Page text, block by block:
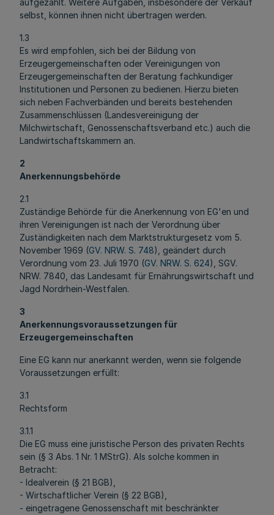
aufgezählt. Weitere Aufgaben, insbesondere der Verkauf
selbst, können ihnen nicht übertragen werden.
1.3
Es wird empfohlen, sich bei der Bildung von
Erzeugergemeinschaften oder Vereinigungen von
Erzeugergemeinschaften der Beratung fachkundiger
Institutionen und Personen zu bedienen. Hierzu bieten
sich neben Fachverbänden und bereits bestehenden
Zusammenschlüssen (Landesvereinigung der
Milchwirtschaft, Genossenschaftsverband etc.) auch die
Landwirtschaftskammern an.
2
Anerkennungsbehörde
2.1
Zuständige Behörde für die Anerkennung von EG'en und
ihren Vereinigungen ist nach der Verordnung über
Zuständigkeiten nach dem Marktstrukturgesetz vom 5.
November 1969 (GV. NRW. S. 748), geändert durch
Verordnung vom 23. Juli 1970 (GV. NRW. S. 624), SGV.
NRW. 7840, das Landesamt für Ernährungswirtschaft und
Jagd Nordrhein-Westfalen.
3
Anerkennungsvoraussetzungen für
Erzeugergemeinschaften
Eine EG kann nur anerkannt werden, wenn sie folgende
Voraussetzungen erfüllt:
3.1
Rechtsform
3.1.1
Die EG muss eine juristische Person des privaten Rechts
sein (§ 3 Abs. 1 Nr. 1 MStrG). Als solche kommen in
Betracht:
- Idealverein (§ 21 BGB),
- Wirtschaftlicher Verein (§ 22 BGB),
- eingetragene Genossenschaft mit beschränkter